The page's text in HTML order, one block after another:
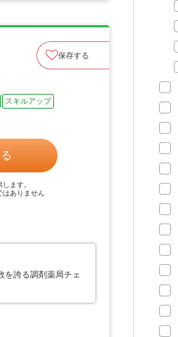
保存する
スキルアップ
ます。
はありません
を誇る調剤薬局チェ